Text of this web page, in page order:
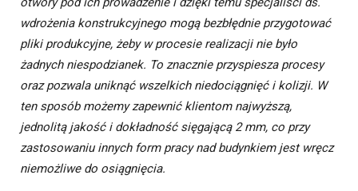
wdrożenia konstrukcyjnego mogą bezbłędnie przygotować
pliki produkcyjne, żeby w procesie realizacji nie było
żadnych niespodzianek. To znacznie przyspiesza procesy
oraz pozwala uniknąć wszelkich niedociągnięć i kolizji. W
ten sposób możemy zapewnić klientom najwyższą,
jednolitą jakość i dokładność sięgającą 2 mm, co przy
zastosowaniu innych form pracy nad budynkiem jest wręcz
niemożliwe do osiągnięcia.